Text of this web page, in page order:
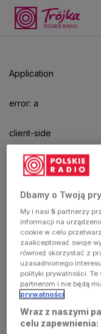
Application
error: a
client-side
exception
has
occurred
(see the
browser
console for
Dbamy o Twoją
My i nasi5 partnerzy
informacji na
cookie w celu
zaakceptować swoje
również skorzystać z
uzasadnionego
polityki prywatności.
partnerom i nie będą
prywatności
Wraz z naszymi
celu zapewnienia: